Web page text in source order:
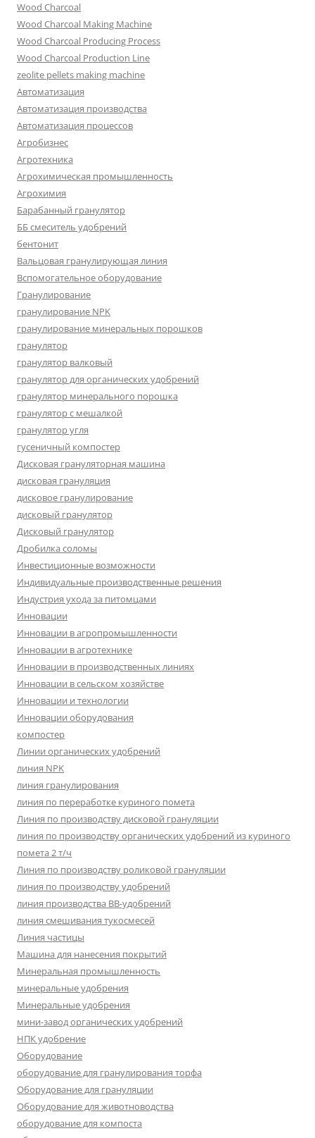
Wood Charcoal
Wood Charcoal Making Machine
Wood Charcoal Producing Process
Wood Charcoal Production Line
zeolite pellets making machine
Автоматизация
Автоматизация производства
Автоматизация процессов
Агробизнес
Агротехника
Агрохимическая промышленность
Агрохимия
Барабанный гранулятор
ББ смеситель удобрений
бентонит
Вальцовая гранулирующая линия
Вспомогательное оборудование
Гранулирование
гранулирование NPK
гранулирование минеральных порошков
гранулятор
гранулятор валковый
гранулятор для органических удобрений
гранулятор минерального порошка
гранулятор с мешалкой
гранулятор угля
гусеничный компостер
Дисковая грануляторная машина
дисковая грануляция
дисковое гранулирование
дисковый гранулятор
Дисковый гранулятор
Дробилка соломы
Инвестиционные возможности
Индивидуальные производственные решения
Индустрия ухода за питомцами
Инновации
Инновации в агропромышленности
Инновации в агротехнике
Инновации в производственных линиях
Инновации в сельском хозяйстве
Инновации и технологии
Инновации оборудования
компостер
Линии органических удобрений
линия NPK
линия гранулирования
линия по переработке куриного помета
Линия по производству дисковой грануляции
линия по производству органических удобрений из куриного
помета 2 т/ч
Линия по производству роликовой грануляции
линия по производству удобрений
линия производства BB-удобрений
линия смешивания тукосмесей
Линия частицы
Машина для нанесения покрытий
Минеральная промышленность
минеральные удобрения
Минеральные удобрения
мини-завод органических удобрений
НПК удобрение
Оборудование
оборудование для гранулирования торфа
Оборудование для грануляции
Оборудование для животноводства
оборудование для компоста